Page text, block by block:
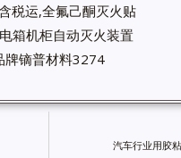
税运,全氟己酮灭火贴
箱机柜自动灭火装置
牌镝普材料3274
汽车行业用胶